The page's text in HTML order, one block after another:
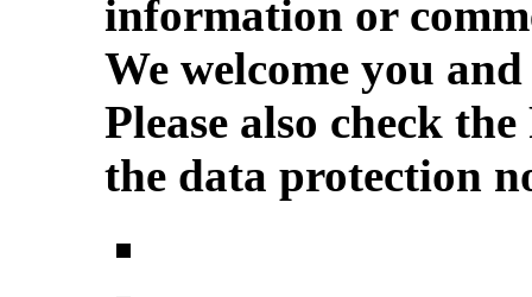
information or
We welcome you
Please also check
the data protection